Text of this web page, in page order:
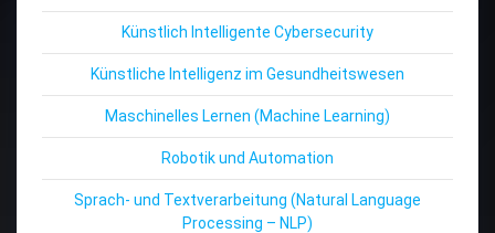
Künstlich Intelligente Cybersecurity
Künstliche Intelligenz im Gesundheitswesen
Maschinelles Lernen (Machine Learning)
Robotik und Automation
Sprach- und Textverarbeitung (Natural Language
Processing – NLP)